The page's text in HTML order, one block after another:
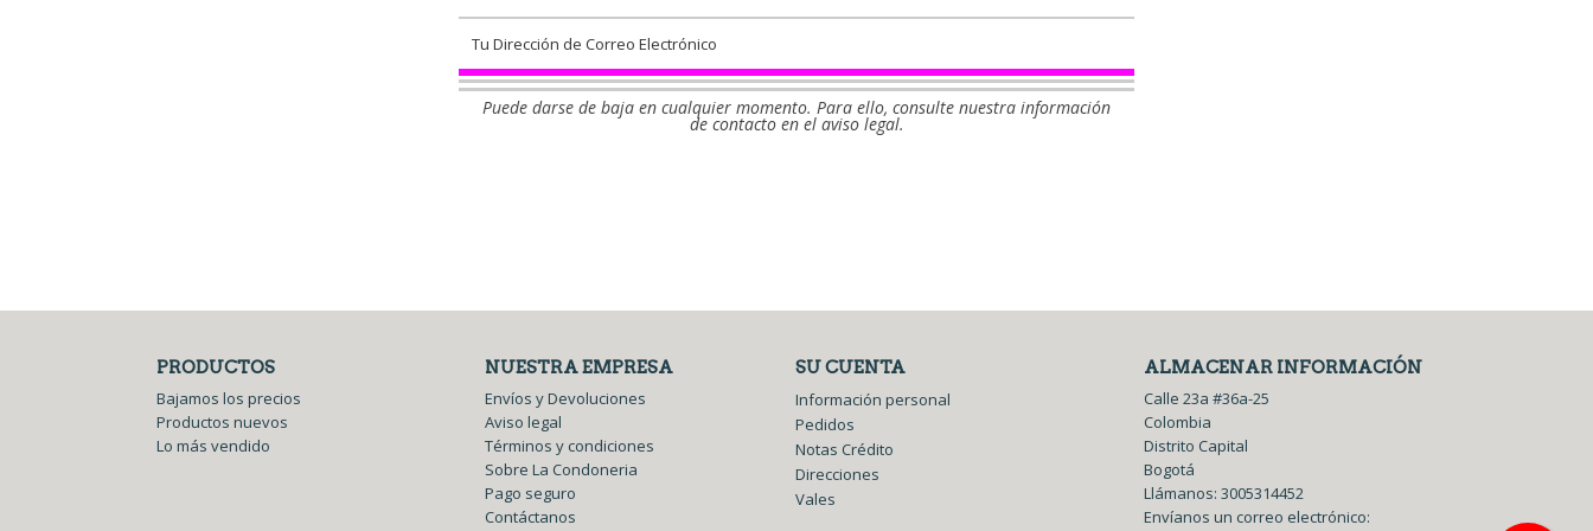
Puede darse de baja en cualquier momento. Para ello, consulte nuestra información
de contacto en el aviso legal.
PRODUCTOS
Bajamos los precios
Productos nuevos
Lo más vendido
NUESTRA EMPRESA
Envíos y Devoluciones
Aviso legal
Términos y condiciones
Sobre La Condoneria
Pago seguro
Contáctanos
SU CUENTA
Información personal
Pedidos
Notas Crédito
Direcciones
Vales
ALMACENAR INFORMACIÓN
Calle 23a #36a-25
Colombia
Distrito Capital
Bogotá
Llámanos: 3005314452
Envíanos un correo electrónico: